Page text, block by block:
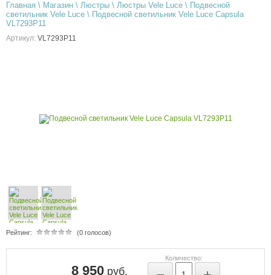
Главная \ Магазин \ Люстры \ Люстры Vele Luce \ Подвесной
светильник Vele Luce \ Подвесной светильник Vele Luce Capsula
VL7293P11
Артикул: VL7293P11
Рейтинг: (0 голосов)
8 950руб.
Количество: